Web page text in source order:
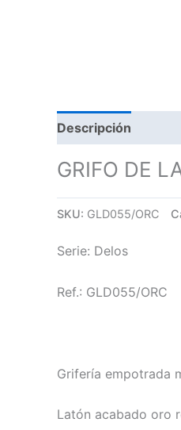
Descripción
GRIFO DE
SKU: GLD055/ORC
Serie: Delos
Ref.: GLD055/ORC
Grifería empotrada
Latón acabado oro